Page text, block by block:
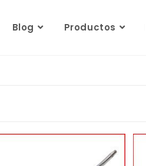
Blog Productos